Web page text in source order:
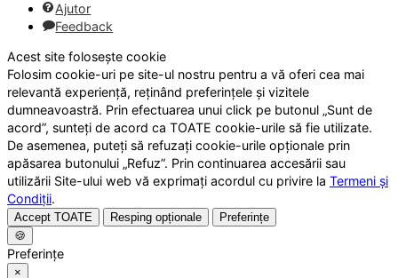
Ajutor
Feedback
Acest site folosește cookie
Folosim cookie-uri pe site-ul nostru pentru a vă oferi cea mai
relevantă experiență, reținând preferințele și vizitele
dumneavoastră. Prin efectuarea unui click pe butonul „Sunt de
acord”, sunteți de acord ca TOATE cookie-urile să fie utilizate.
De asemenea, puteți să refuzați cookie-urile opționale prin
apăsarea butonului „Refuz”. Prin continuarea accesării sau
utilizării Site-ului web vă exprimați acordul cu privire la Termeni și
Condiții.
Accept TOATE Resping opționale
Preferințe
🍪
Preferințe
×